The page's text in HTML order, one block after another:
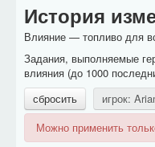
История
Влияние — топливо для
Задания, выполняемые
влияния (до 1000
сбросить
игрок:
Можно применить